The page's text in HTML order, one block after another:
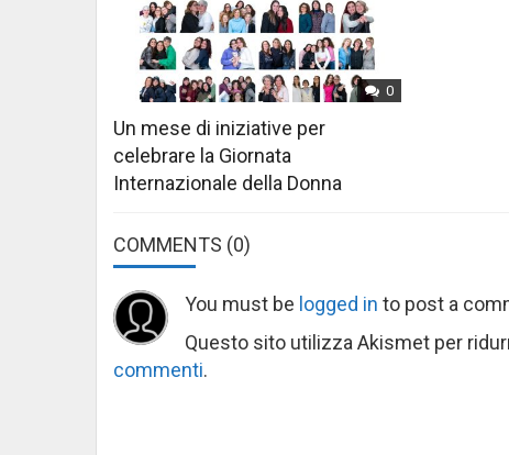
0
Un mese di iniziative per
celebrare la Giornata
Internazionale della Donna
COMMENTS (0)
You must be logged in to post a
Questo sito utilizza Akismet per
commenti.